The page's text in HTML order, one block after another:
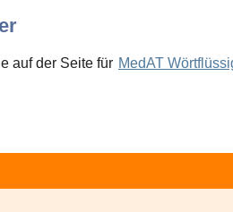
auf der Seite für MedAT